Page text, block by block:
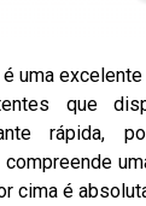
é uma
que
rápida,
cima é